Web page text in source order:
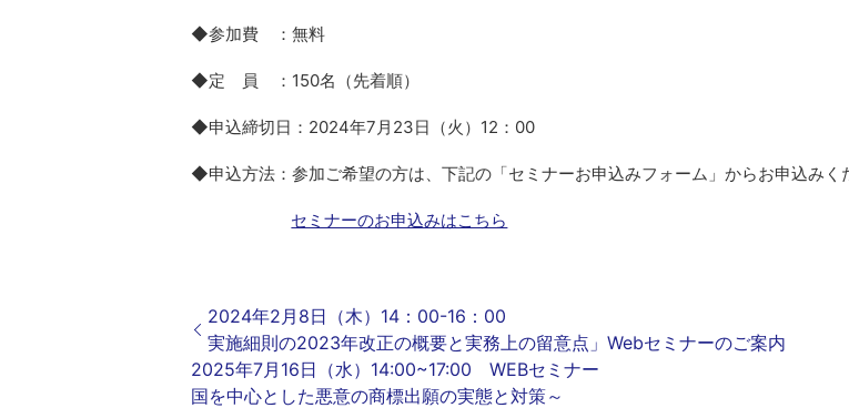
◆参加費 ：無料
◆定 員 ：150名（先着順）
◆申込締切日： 2024年7月23日（火）12：00
◆申込方法：参加ご希望の方は、下記の「セミナーお申込みフォーム」からお申込みく
セミナーのお申込みはこちら
2024年2月8日（木）14：00-
実施細則の2023年改正の概要と実務上の留意点」Webセミナーのご案内
2025年7月16日（水）14:00~17:00 WEBセミナ
国を中心とした悪意の商標出願の実態と対策～